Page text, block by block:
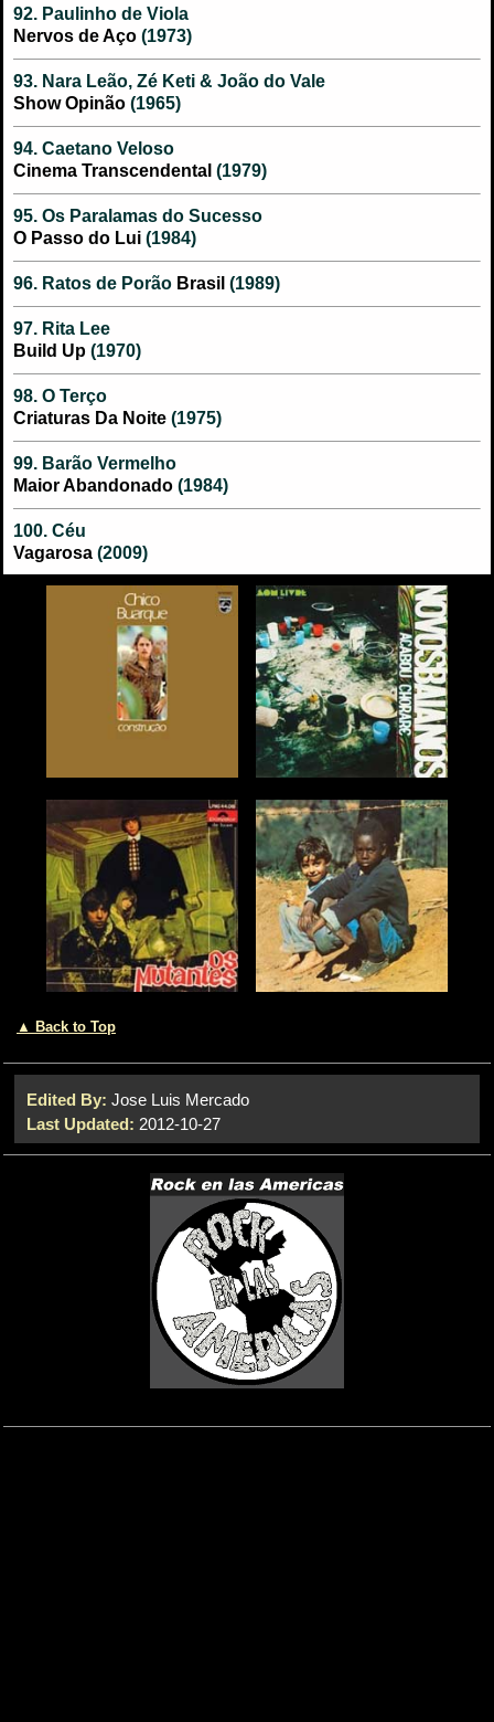
92. Paulinho de Viola
Nervos de Aço (1973)
93. Nara Leão, Zé Keti & João do Vale
Show Opinão (1965)
94. Caetano Veloso
Cinema Transcendental (1979)
95. Os Paralamas do Sucesso
O Passo do Lui (1984)
96. Ratos de Porão Brasil (1989)
97. Rita Lee
Build Up (1970)
98. O Terço
Criaturas Da Noite (1975)
99. Barão Vermelho
Maior Abandonado (1984)
100. Céu
Vagarosa (2009)
▲ Back to Top
Edited By: Jose Luis Mercado
Last Updated: 2012-10-27